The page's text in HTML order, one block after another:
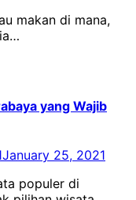
makan di mana,
yang Wajib
January 25, 2021
populer di